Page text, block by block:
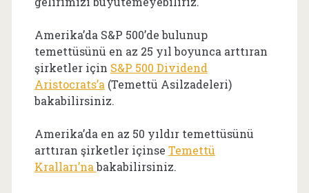
Amerika’da S&P 500’de bulunup
temettüsünü en az 25 yıl boyunca arttıran
şirketler için S&P 500 Dividend
Aristocrats’a (Temettü Asilzadeleri)
bakabilirsiniz.
Amerika’da en az 50 yıldır temettüsünü
arttıran şirketler içinse Temettü
Kralları’nabakabilirsiniz.